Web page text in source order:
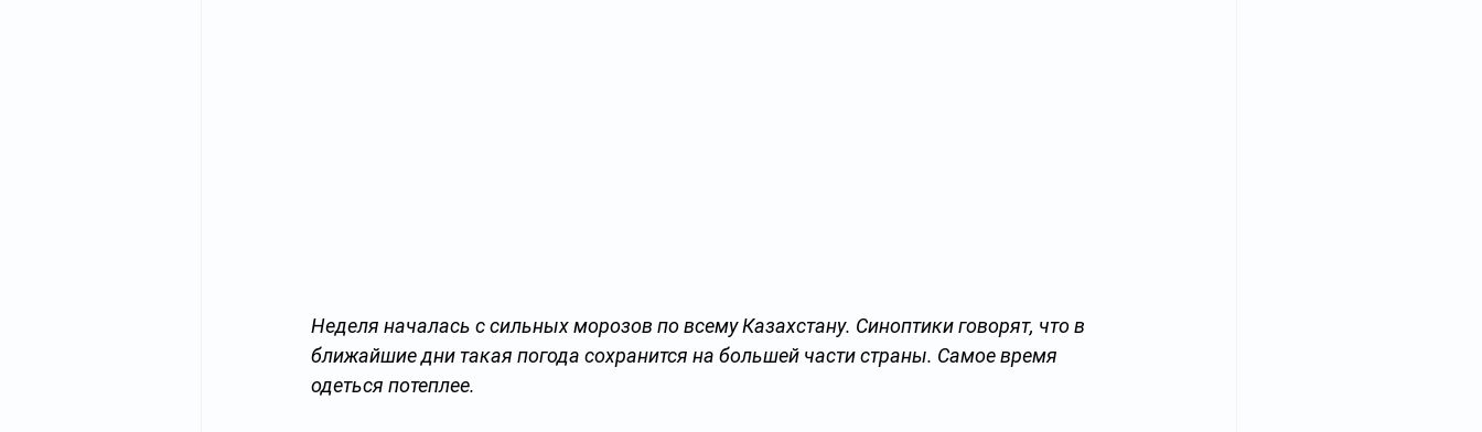
Неделя началась c сильных морозов по всему Казахстану. Синоптики говорят, что в
ближайшие дни такая погода сохранится на большей части страны. Самое время
одеться потеплее.